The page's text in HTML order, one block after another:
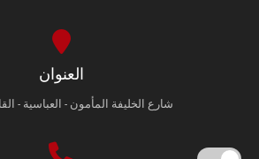
العنوان
شارع الخليفة المأمون - العباسية -